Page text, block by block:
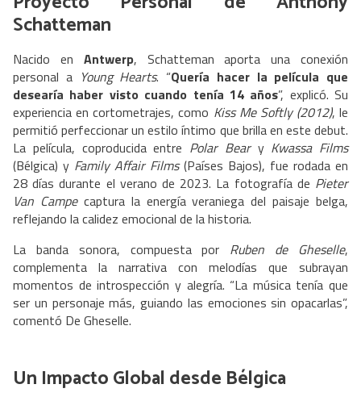
Schatteman
Nacido en Antwerp, Schatteman aporta una conexión
personal a Young Hearts. “Quería hacer la película que
desearía haber visto cuando tenía 14 años”, explicó. Su
experiencia en cortometrajes, como Kiss Me Softly (2012), le
permitió perfeccionar un estilo íntimo que brilla en este debut.
La película, coproducida entre Polar Beary Kwassa Films
(Bélgica) y Family Affair Films(Países Bajos), fue rodada en
28 días durante el verano de 2023. La fotografía de Pieter
Van Campecaptura la energía veraniega del paisaje belga,
reflejando la calidez emocional de la historia.
La banda sonora, compuesta por Ruben de Gheselle,
complementa la narrativa con melodías que subrayan
momentos de introspección y alegría. “La música tenía que
ser un personaje más, guiando las emociones sin opacarlas”,
comentó De Gheselle.
Un Impacto Global desde Bélgica